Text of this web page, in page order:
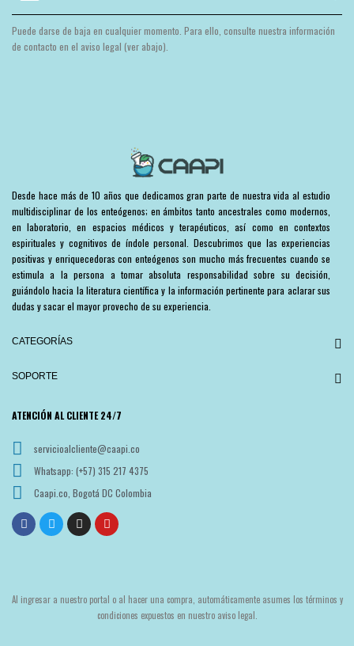
Puede darse de baja en cualquier momento. Para ello, consulte nuestra información
de contacto en el aviso legal (ver abajo).
Desde hace más de 10 años que dedicamos gran parte de nuestra vida al estudio
multidisciplinar de los enteógenos; en ámbitos tanto ancestrales como modernos,
en laboratorio, en espacios médicos y terapéuticos, así como en contextos
espirituales y cognitivos de índole personal. Descubrimos que las experiencias
positivas y enriquecedoras con enteógenos son mucho más frecuentes cuando se
estimula a la persona a tomar absoluta responsabilidad sobre su decisión,
guiándolo hacia la literatura científica y la información pertinente para aclarar sus
dudas y sacar el mayor provecho de su experiencia.
CATEGORÍAS
SOPORTE
ATENCIÓN AL CLIENTE 24/7
servicioalcliente@caapi.co
Whatsapp: (+57) 315 217 4375
Caapi.co, Bogotá DC Colombia
Al ingresar a nuestro portal o al hacer una compra, automáticamente asumes los términos y
condiciones expuestos en nuestro aviso legal.